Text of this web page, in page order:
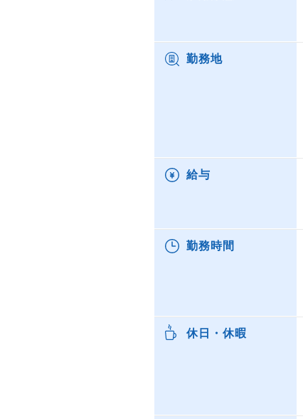
勤務地
給与
勤務時間
休日・休暇